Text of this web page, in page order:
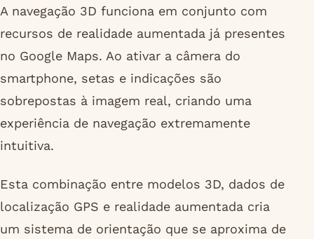
A navegação 3D funciona em conjunto com
recursos de realidade aumentada já presentes
no Google Maps. Ao ativar a câmera do
smartphone, setas e indicações são
sobrepostas à imagem real, criando uma
experiência de navegação extremamente
intuitiva.
Esta combinação entre modelos 3D, dados de
localização GPS e realidade aumentada cria
um sistema de orientação que se aproxima de